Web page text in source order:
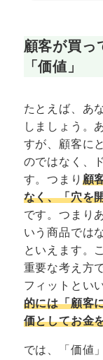
顧客が買っ
「価値」
たとえば、あ
しましょう。
すが、顧客に
のではなく、
す。つまり 顧
なく、「穴を
です。つまり
いう商品では
といえます。
重要な考え方
フィットとい
的には「顧客
価としてお金
では、「価値